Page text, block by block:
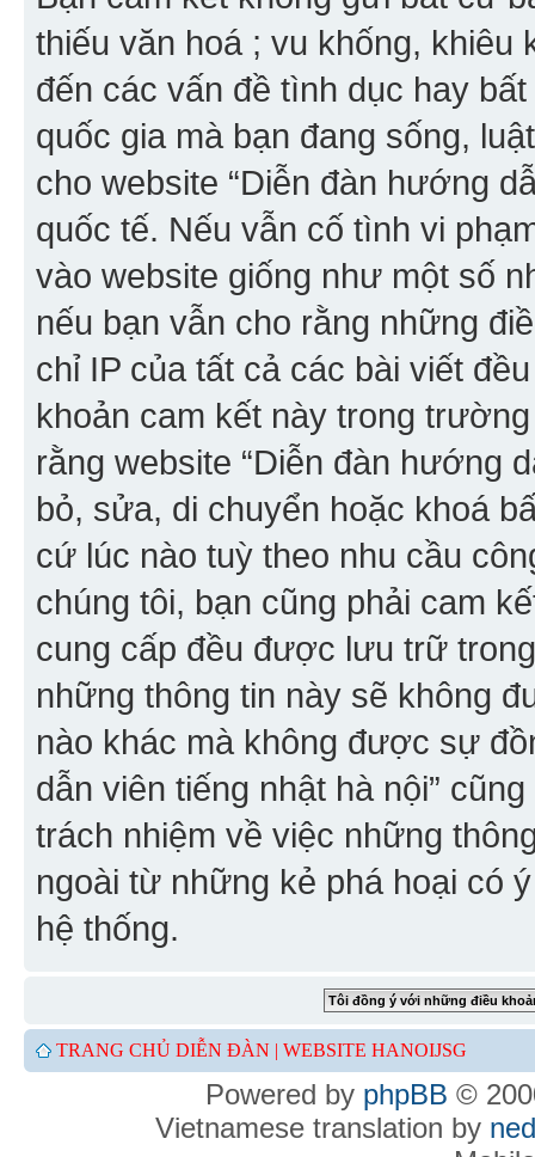
thiếu văn hoá ; vu khống,
đến các vấn đề tình dục hay
quốc gia mà bạn đang sống,
cho website “Diễn đàn hướng
quốc tế. Nếu vẫn cố tình vi
vào website giống như một số
nếu bạn vẫn cho rằng những
chỉ IP của tất cả các bài viết
khoản cam kết này trong
rằng website “Diễn đàn hướng
bỏ, sửa, di chuyển hoặc khoá
cứ lúc nào tuỳ theo nhu cầu
chúng tôi, bạn cũng phải cam
cung cấp đều được lưu trữ
những thông tin này sẽ không
nào khác mà không được sự
dẫn viên tiếng nhật hà nội”
trách nhiệm về việc những
ngoài từ những kẻ phá hoại có
hệ thống.
TRANG CHỦ DIỄN ĐÀN | WEBSITE HANOIJSG
Powered by phpBB ©
Vietnamese translation by